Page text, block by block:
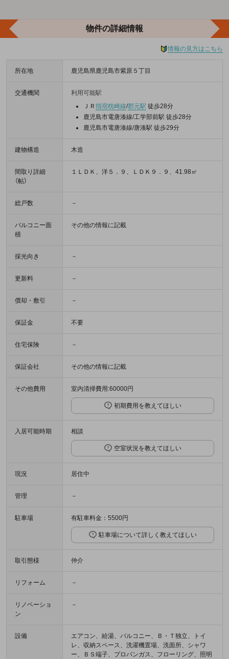
物件の詳細情報
情報の見方はこちら
所在地 鹿児島県鹿児島市紫原５丁目
交通機関
利用可能駅
ＪＲ 指宿枕崎線/郡元駅 徒歩28分
鹿児島市電唐湊線/工学部前駅 徒歩28分
鹿児島市電唐湊線/唐湊駅 徒歩29分
建物構造 木造
間取り詳細
（帖）
１ＬＤＫ、洋５．９、ＬＤＫ９．９、41.98㎡
総戸数 －
バルコニー面
積
その他の情報に記載
採光向き －
更新料 －
償却・敷引 －
保証金 不要
住宅保険 －
保証会社 その他の情報に記載
その他費用 室内清掃費用:60000円
初期費用を教えてほしい
入居可能時期 相談
空室状況を教えてほしい
現況 居住中
管理 －
駐車場 有駐車料金：5500円
駐車場について詳しく教えてほしい
取引態様 仲介
リフォーム －
リノベーショ
ン
－
設備
エアコン、給湯、バルコニー、Ｂ・Ｔ独立、トイ
レ、収納スペース、洗濯機置場、洗面所、シャワ
ー、ＢＳ端子、プロパンガス、フローリング、照明